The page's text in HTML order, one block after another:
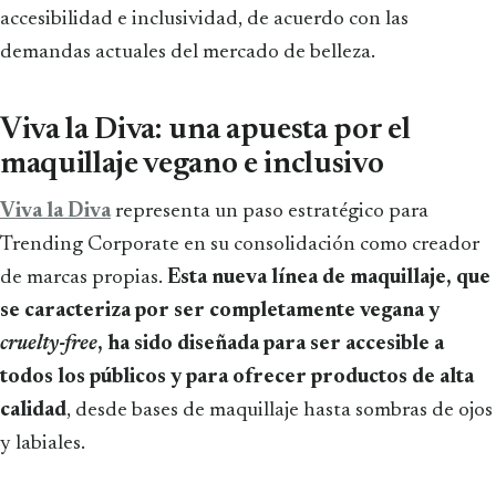
accesibilidad e inclusividad, de acuerdo con las
demandas actuales del mercado de belleza.
Viva la Diva: una apuesta por el
maquillaje vegano e inclusivo
Viva la Divarepresenta un paso estratégico para
Trending Corporate en su consolidación como creador
de marcas propias. Esta nueva línea de maquillaje, que
se caracteriza por ser completamente vegana y
cruelty-free, ha sido diseñada para ser accesible a
todos los públicos y para ofrecer productos de alta
calidad, desde bases de maquillaje hasta sombras de ojos
y labiales.